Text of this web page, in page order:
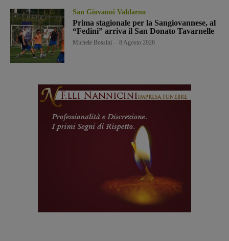
San Giovanni Valdarno
Prima stagionale per la Sangiovannese, al
“Fedini” arriva il San Donato Tavarnelle
Michele Bossini 8 Agosto 2026